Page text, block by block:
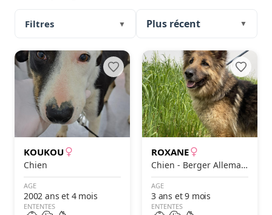
Filtres ▼ ▼
KOUKOU
Chien
AGE
2002 ans et 4 mois
ENTENTES
ROXANE
Chien - Berger Alleman
d
AGE
3 ans et 9 mois
ENTENTES